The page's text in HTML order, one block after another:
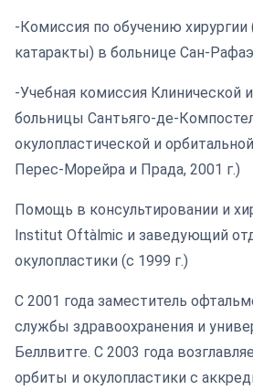
-Комиссия по обучению хирургии
катаракты) в больнице Сан-
-Учебная комиссия Клинической
больницы Сантьяго-де-
окулопластической и
Перес-Морейра и Прада, 2001 г.)
Помощь в консультировании и
Institut Oftàlmic и заведующий
окулопластики (с 1999 г.)
С 2001 года заместитель
службы здравоохранения и
Беллвитге. С 2003 года
орбиты и окулопластики с